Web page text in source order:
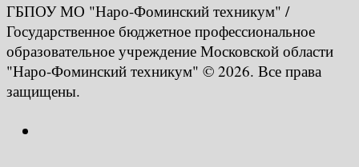
ГБПОУ МО "Наро-Фоминский техникум" /
Государственное бюджетное профессиональное
образовательное учреждение Московской области
"Наро-Фоминский техникум" © 2026. Все права
защищены.